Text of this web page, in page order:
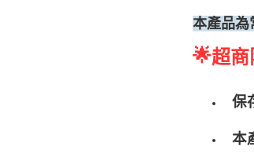
本產品為
🌟超商
保
本